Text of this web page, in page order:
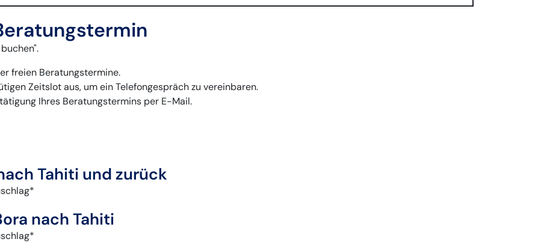
freien Beratungstermine.
Zeitslot aus, um ein Telefongespräch zu vereinbaren.
Ihres Beratungstermins per E-Mail.
Tahiti und zurück
nach Tahiti